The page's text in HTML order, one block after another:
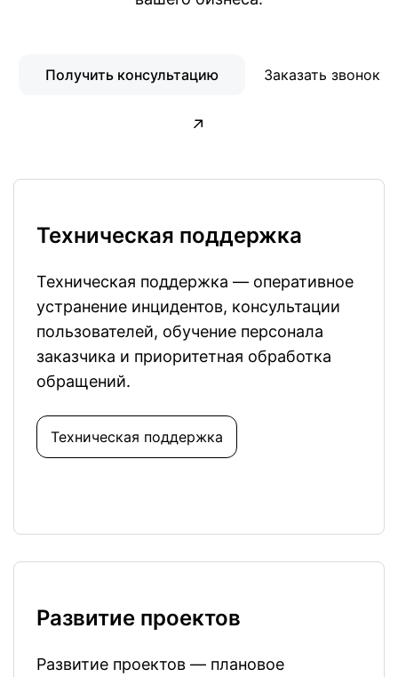
Получить консультацию Заказать звонок
Техническая поддержка
Техническая поддержка — оперативное
устранение инцидентов, консультации
пользователей, обучение персонала
заказчика и приоритетная обработка
обращений.
Техническая поддержка
Развитие проектов
Развитие проектов — плановое